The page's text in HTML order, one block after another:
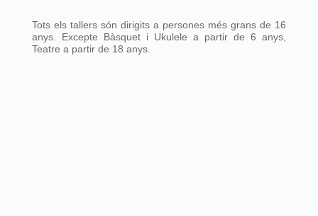
Tots els tallers són dirigits a persones més grans de 16
anys. Excepte Bàsquet i Ukulele a partir de 6 anys,
Teatre a partir de 18 anys.